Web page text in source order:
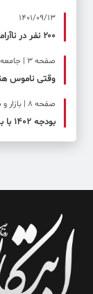
1401/09/13
۲۰۰ نفر در ناآرامی‌های اخیر جان خود را از دست داده‌اند
صفحه ۳ | جامعه | 1401/09/21
وقتی ناموس
صفحه ۸ | بازار و سرمایه | 1401/10/07
بودجه 1402 با برف زمستان هم به بهارستان نرسید